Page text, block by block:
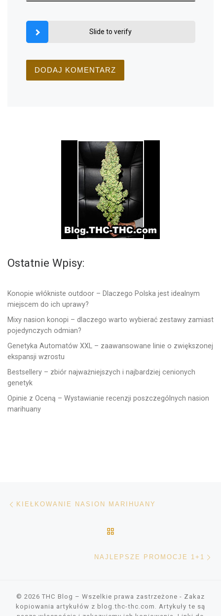
Slide to verify
Ostatnie Wpisy:
Konopie włókniste outdoor – Dlaczego Polska jest idealnym
miejscem do ich uprawy?
Mixy nasion konopi – dlaczego warto wybierać zestawy zamiast
pojedynczych odmian?
Genetyka Automatów XXL – zaawansowane linie o zwiększonej
ekspansji wzrostu
Bestsellery – zbiór najważniejszych i najbardziej cenionych
genetyk
Opinie z Oceną – Wystawianie recenzji poszczególnych nasion
marihuany
Nawigacja wpisu
KIEŁKOWANIE NASION MARIHUANY
NAJLEPSZE PROMOCJE 1+1
© 2026THC Blog – Wszelkie prawa zastrzeżone - Zakaz
kopiowania artykułów z blog.thc-thc.com. Artykuły te są